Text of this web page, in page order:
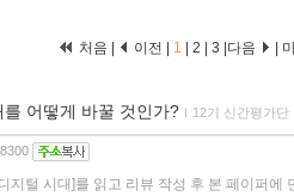
처음 | 이전 | 1 2 3 다음
어떻게 바꿀 것인가? ｌ 12기 신간평가단
지털 시대]를 읽고 리뷰 작성 후 본 페이퍼에